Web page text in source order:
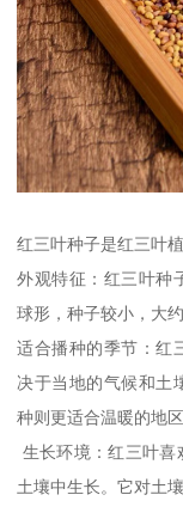
红三叶种子是红三叶
外观特征：红三叶种
球形，种子较小，大约
适合播种的季节：红
决于当地的气候和土
种则更适合温暖的地区
生长环境：红三叶喜
土壤中生长。它对土